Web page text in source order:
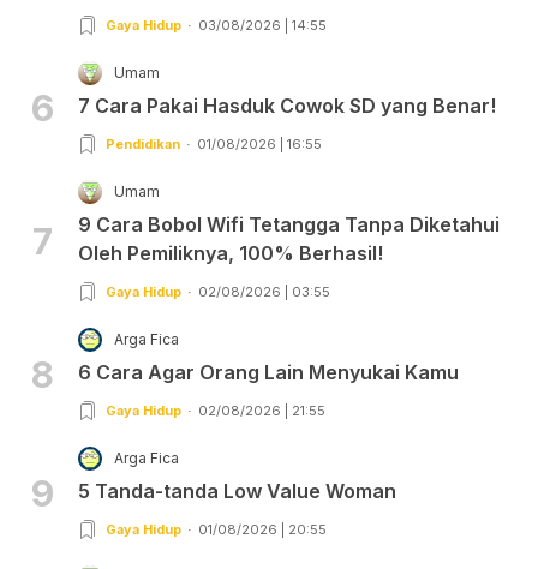
Gaya Hidup 03/08/2026 | 14:55
6
Umam
7 Cara Pakai Hasduk Cowok SD yang Benar!
Pendidikan 01/08/2026 | 16:55
7
Umam
9 Cara Bobol Wifi Tetangga Tanpa Diketahui
Oleh Pemiliknya, 100% Berhasil!
Gaya Hidup 02/08/2026 | 03:55
8
Arga Fica
6 Cara Agar Orang Lain Menyukai Kamu
Gaya Hidup 02/08/2026 | 21:55
9
Arga Fica
5 Tanda-tanda Low Value Woman
Gaya Hidup 01/08/2026 | 20:55